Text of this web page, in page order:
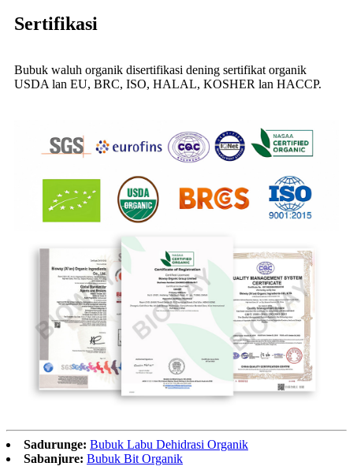
Sertifikasi
Bubuk waluh organik disertifikasi dening sertifikat organik
USDA lan EU, BRC, ISO, HALAL, KOSHER lan HACCP.
Sadurunge: Bubuk Labu Dehidrasi Organik
Sabanjure: Bubuk Bit Organik